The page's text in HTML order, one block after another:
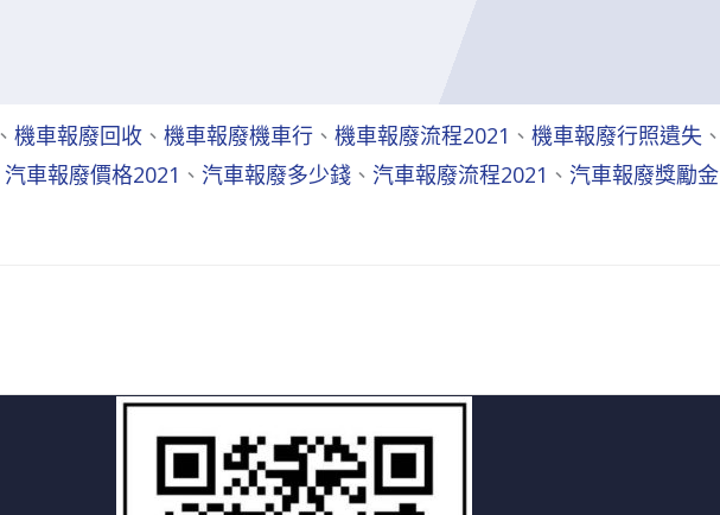
、 機車報廢回收 、 機車報廢機車行 、 機車報廢流程2021 、 機車報廢行照遺失 、
汽車報廢價格2021 、 汽車報廢多少錢 、 汽車報廢流程2021 、 汽車報廢獎勵金